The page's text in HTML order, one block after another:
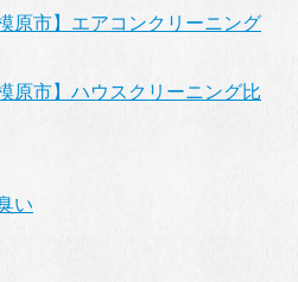
原市】エアコンクリーニング
原市】ハウスクリーニング比
い